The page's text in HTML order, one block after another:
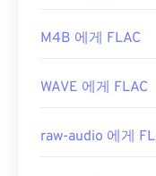
https://
M4B 에게 FLAC
WAVE 에게 FLAC
raw-audio 에게